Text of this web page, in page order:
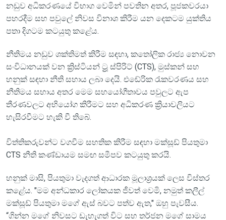
නඩුව අධිකරණයේ විභාග වෙමින් පවතින අතර, පූජකවරයා
පහරදීම සහ පවුලේ නිවස විනාශ කිරීම යන දෙකටම යුක්තිය
පතා දිගටම කටයුතු කළේය.
නීතිමය නඩුව ශක්තිමත් කිරීම සඳහා, කතෝලික රාජ්‍ය නොවන
සංවිධානයක් වන ක්‍රිස්ටියන් ට්‍රූ ස්පිරිට් (CTS), මුස්කන් සහ
හනුක් සඳහා නීති සහාය ලබා දෙයි. එඬේරික රැකවරණය සහ
නීතිමය සහාය අතර මෙම සහයෝගීතාවය පවුලට ඇප
තීරණවලට අභියෝග කිරීමට සහ අධිකරණ ක්‍රියාවලියට
හැසිරවීමට හැකි වී තිබේ.
විත්තිකරුවන්ට වගවීම සහතික කිරීම සඳහා මක්සූඩ් පියතුමා
CTS නීති කණ්ඩායම සමඟ සමීපව කටයුතු කරයි.
හනුක් මාසි, පියතුමා වැදගත් ආධාරක මූලාශ්‍රයක් ලෙස විස්තර
කළේය. "මම අන්ධකාර ලෝකයක ජීවත් වෙමි, නමුත් කලීල්
මක්සූඩ් පියතුමා මගේ ඇස් බවට පත්ව ඇත," ඔහු පැවසීය.
“ගින්න මගේ නිවසට ඩැහැගත් විට සහ තර්ජන මගේ සාමය